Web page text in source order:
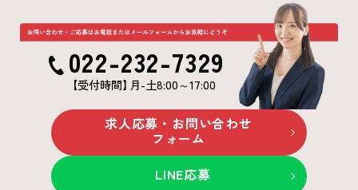
022-232-7329
【受付時間】 月-土8:00～17:00
求人応募・お問い合わせ
フォーム
LINE応募